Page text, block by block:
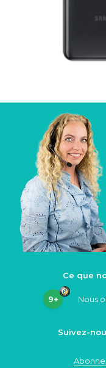
Ce que
9+ Nous
Suivez-